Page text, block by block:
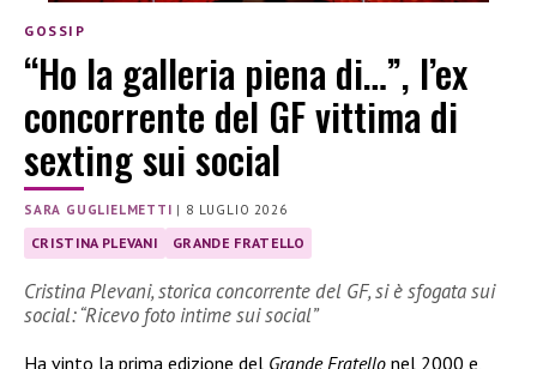
GOSSIP
“Ho la galleria piena di…”, l’ex
concorrente del GF vittima di
sexting sui social
SARA GUGLIELMETTI | 8 LUGLIO 2026
CRISTINA PLEVANI GRANDE FRATELLO
Cristina Plevani, storica concorrente del GF, si è sfogata sui
social: “Ricevo foto intime sui social”
Ha vinto la prima edizione del Grande Fratello nel 2000 e,